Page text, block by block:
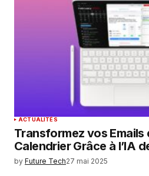
ACTUALITÉS
Transformez vos Emails
Calendrier Grâce à l’IA
by Future Tech27 mai 2025